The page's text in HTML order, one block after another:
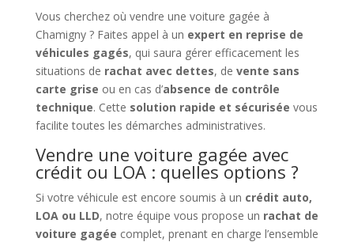
Vous cherchez où vendre une voiture gagée à
Chamigny ? Faites appel à un expert en reprise de
véhicules gagés, qui saura gérer efficacement les
situations de rachat avec dettes, de vente sans
carte grise ou en cas d’absence de contrôle
technique. Cette solution rapide et sécurisée vous
facilite toutes les démarches administratives.
Vendre une voiture gagée avec
crédit ou LOA : quelles options ?
Si votre véhicule est encore soumis à un crédit auto,
LOA ou LLD, notre équipe vous propose un rachat de
voiture gagée complet, prenant en charge l’ensemble